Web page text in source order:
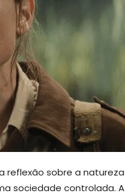
reflexão sobre a natureza
sociedade controlada. A